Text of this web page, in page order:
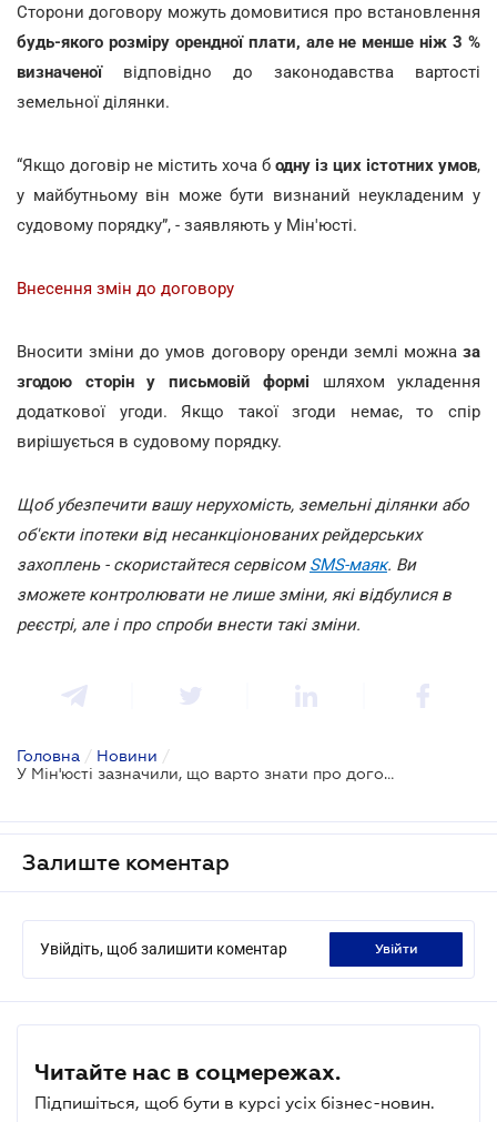
Сторони договору можуть домовитися про встановлення
будь-якого розміру орендної плати, але не менше ніж 3 %
визначеноївідповідно до законодавства вартості
земельної ділянки.
“Якщо договір не містить хоча б одну із цих істотних умов,
у майбутньому він може бути визнаний неукладеним у
судовому порядку”, - заявляють у Мін'юсті.
Внесення змін до договору
Вносити зміни до умов договору оренди землі можна за
згодою сторін у письмовій формі шляхом укладення
додаткової угоди. Якщо такої згоди немає, то спір
вирішується в судовому порядку.
Щоб убезпечити вашу нерухомість, земельні ділянки або
об'єкти іпотеки від несанкціонованих рейдерських
захоплень - скористайтеся сервісом SMS-маяк. Ви
зможете контролювати не лише зміни, які відбулися в
реєстрі, але і про спроби внести такі зміни.
Головна / Новини /
У Мін'юсті зазначили, що варто знати про договір оренди землі
Залиште коментар
Увійдіть, щоб залишити коментар увійти
Читайте нас в соцмережах.
Підпишіться, щоб бути в курсі усіх бізнес-новин.